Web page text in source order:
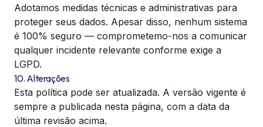
Adotamos medidas técnicas e administrativas para
proteger seus dados. Apesar disso, nenhum sistema
é 100% seguro — comprometemo-nos a comunicar
qualquer incidente relevante conforme exige a
LGPD.
10. Alterações
Esta política pode ser atualizada. A versão vigente é
sempre a publicada nesta página, com a data da
última revisão acima.